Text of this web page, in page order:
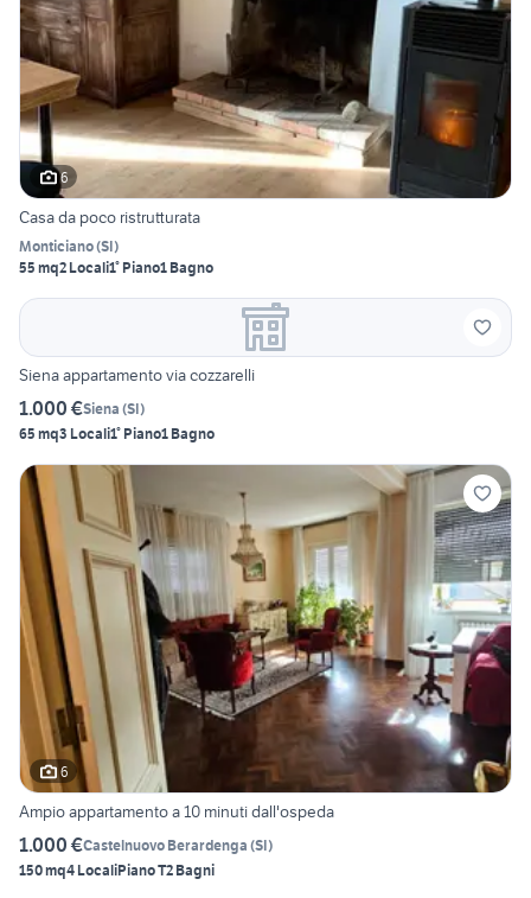
6
Casa da poco ristrutturata
Monticiano(SI)
55 mq2 Locali1° Piano1 Bagno
Siena appartamento via cozzarelli
1.000 €Siena (SI)
65 mq3 Locali1° Piano1 Bagno
6
Ampio appartamento a 10 minuti dall'ospeda
1.000 €Castelnuovo Berardenga (SI)
150 mq4 LocaliPiano T2 Bagni